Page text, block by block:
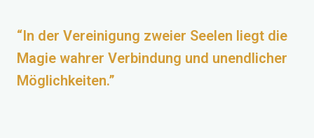
“In der Vereinigung zweier Seelen liegt die
Magie wahrer Verbindung und unendlicher
Möglichkeiten.”